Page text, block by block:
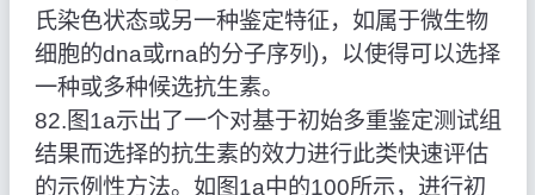
氏染色状态或另一种鉴定特征，如属于微生物
细胞的dna或rna的分子序列)，以使得可以选择
一种或多种候选抗生素。
82.图1a示出了一个对基于初始多重鉴定测试组
结果而选择的抗生素的效力进行此类快速评估
的示例性方法。如图1a中的100所示，进行初